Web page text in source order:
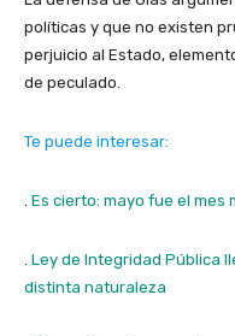
políticas y que no existen
perjuicio al Estado,
de peculado.
Te puede interesar:
. Es cierto: mayo fue el mes
. Ley de Integridad Pública
distinta naturaleza